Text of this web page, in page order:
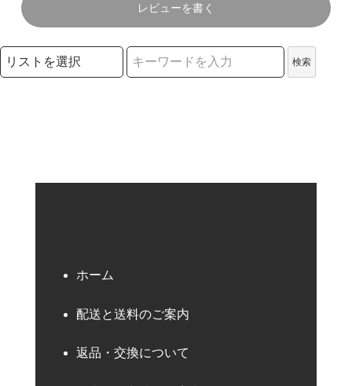
レビューを書く
検索リストの選択
検索
ホーム
配送と送料のご案内
返品・交換について